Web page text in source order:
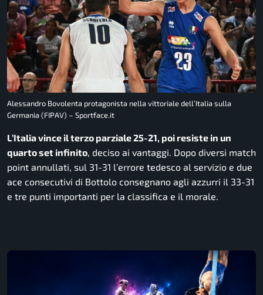
Alessandro Bovolenta protagonista nella vittoriale dell’Italia sulla
Germania (FIPAV) – Sportface.it
L’Italia vince il terzo parziale 25-21, poi resiste in un
quarto set infinito, deciso ai vantaggi. Dopo diversi match
point annullati, sul 31-31 l’errore tedesco al servizio e due
ace consecutivi di Bottolo consegnano agli azzurri il 33-31
e tre punti importanti per la classifica e il morale.